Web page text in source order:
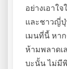
อย่างเอาใ
และชาวญี่ปุ่
เมนที่นี้ หา
ห้ามพลาดเ
บะนั้น ไม่มี